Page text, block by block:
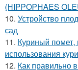
(HIPPOPHAES
10. Устройство
сад
11. Куриный
использования
12. Как правильно